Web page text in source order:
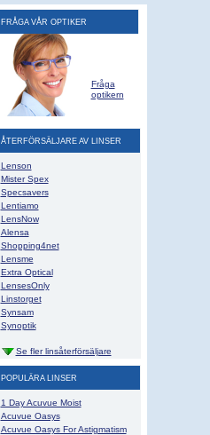
FRÅGA VÅR OPTIKER
Fråga
optikern
ÅTERFÖRSÄLJARE AV LINSER
Lenson
Mister Spex
Specsavers
Lentiamo
LensNow
Alensa
Shopping4net
Lensme
Extra Optical
LensesOnly
Linstorget
Synsam
Synoptik
Se fler linsåterförsäljare
POPULÄRA LINSER
1 Day Acuvue Moist
Acuvue Oasys
Acuvue Oasys For Astigmatism